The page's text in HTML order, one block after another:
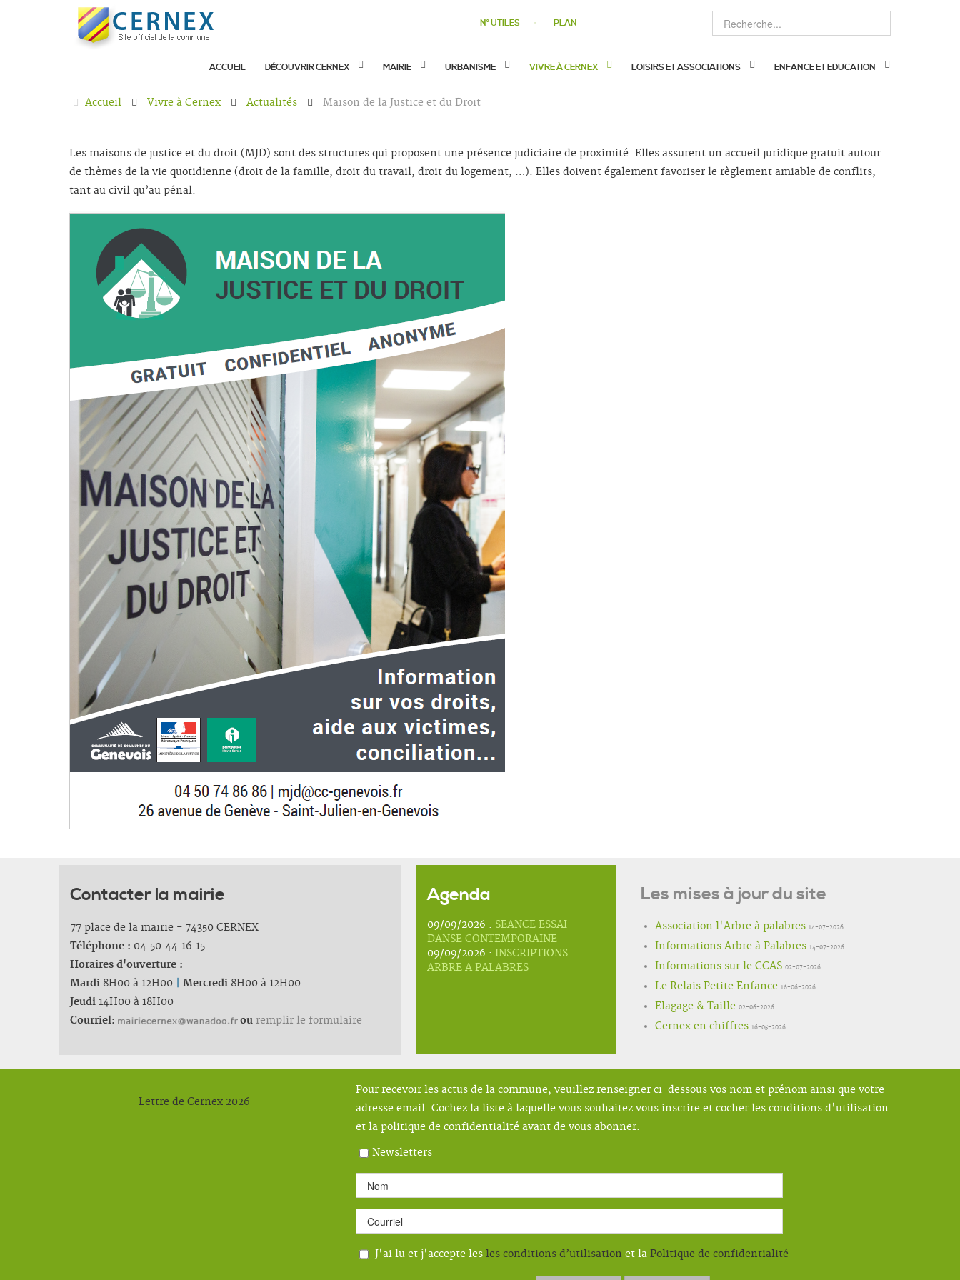
N° UTILES PLAN
ACCUEIL DÉCOUVRIR CERNEX MAIRIE URBANISME VIVRE À CERNEX LOISIRS ET ASSOCIATIONS ENFANCE ET EDUCATION
Accueil Vivre à Cernex Actualités Maison de la Justice et du Droit
Les maisons de justice et du droit (MJD) sont des structures qui proposent une présence judiciaire de proximité. Elles assurent un accueil juridique gratuit autour
de thèmes de la vie quotidienne (droit de la famille, droit du travail, droit du logement, …). Elles doivent également favoriser le règlement amiable de conflits,
tant au civil qu’au pénal.
Contacter la mairie
77 place de la mairie - 74350 CERNEX
Téléphone : 04.50.44.16.15
Horaires d'ouverture :
Mardi 8H00 à 12H00 Mercredi 8H00 à 12H00
Jeudi 14H00 à 18H00
Courriel:
ou remplir le formulaire
Agenda
09/09/2026 : SEANCE ESSAI
DANSE CONTEMPORAINE
09/09/2026 : INSCRIPTIONS
ARBRE A PALABRES
Les mises à jour du site
Association l'Arbre à palabres 14-07-2026
Informations Arbre à Palabres 14-07-2026
Informations sur le CCAS 02-07-2026
Le Relais Petite Enfance 16-06-2026
Elagage & Taille 02-06-2026
Cernex en chiffres 16-05-2026
Lettre de Cernex 2026
Pour recevoir les actus de la commune, veuillez renseigner ci-dessous vos nom et prénom ainsi que votre
adresse email. Cochez la liste à laquelle vous souhaitez vous inscrire et cocher les conditions d'utilisation
et la politique de confidentialité avant de vous abonner.
Newsletters
J'ai lu et j'accepte les les conditions d’utilisation et la Politique de confidentialité